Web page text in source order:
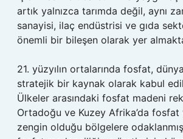
artık yalnızca tarımda değil, aynı
sanayisi, ilaç endüstrisi ve gıda
önemli bir bileşen olarak yer
21. yüzyılın ortalarında fosfat,
stratejik bir kaynak olarak kabul
Ülkeler arasındaki fosfat madeni
Ortadoğu ve Kuzey Afrika’da fosfat
zengin olduğu bölgelere